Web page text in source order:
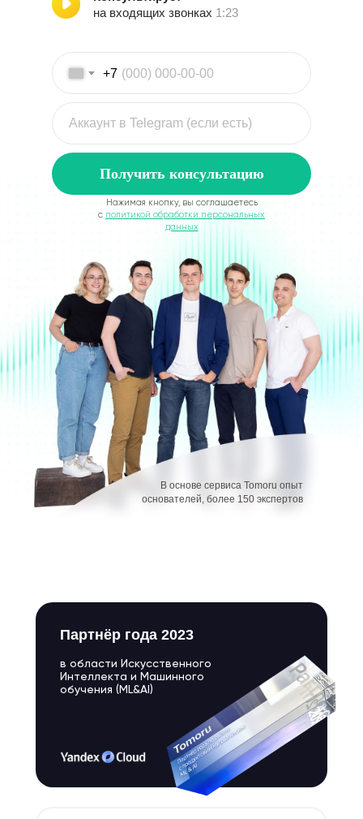
В основе сервиса Tomoru опыт
основателей, более 150 экспертов
на входящих звонках 1:23
Нажимая кнопку, вы соглашаетесь
с политикой обработки персональных
данных
+7
Получить консультацию
в области Искусственного
Интеллекта и Машинного
обучения (ML&AI)
Партнёр года 2023